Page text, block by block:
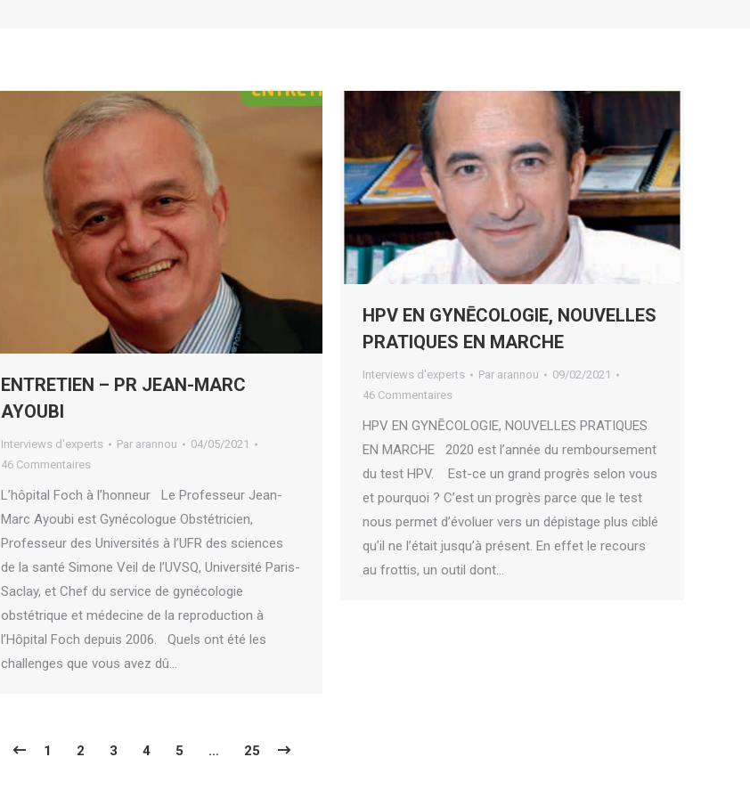
ENTRETIEN – PR JEAN-MARC
AYOUBI
Interviews d'experts Par arannou
04/05/2021
46 Commentaires
L’hôpital Foch à l’honneur Le Professeur Jean-
Marc Ayoubi est Gynécologue Obstétricien,
Professeur des Universités à l’UFR des sciences
de la santé Simone Veil de l’UVSQ, Université Paris-
Saclay, et Chef du service de gynécologie
obstétrique et médecine de la reproduction à
l’Hôpital Foch depuis 2006. Quels ont été les
challenges que vous avez dû…
HPV EN GYNĒCOLOGIE, NOUVELLES
PRATIQUES EN MARCHE
Interviews d'experts Par arannou
09/02/2021
46 Commentaires
HPV EN GYNĒCOLOGIE, NOUVELLES PRATIQUES
EN MARCHE 2020 est l’année du remboursement
du test HPV. Est-ce un grand progrès selon vous
et pourquoi ? C’est un progrès parce que le test
nous permet d’évoluer vers un dépistage plus ciblé
qu’il ne l’était jusqu’à présent. En effet le recours
au frottis, un outil dont…
1 2 3 4 5 … 25